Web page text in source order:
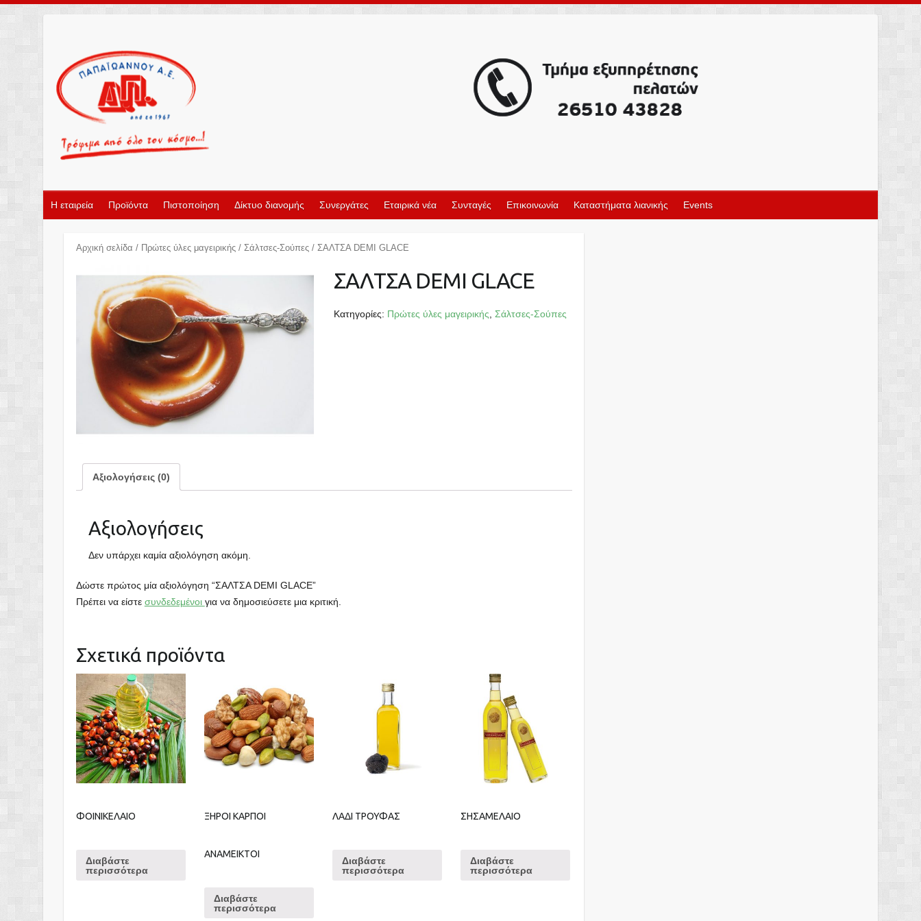
Η εταιρεία Προϊόντα Πιστοποίηση Δίκτυο διανομής Συνεργάτες Εταιρικά νέα Συνταγές Επικοινωνία Καταστήματα λιανικής Events
Αρχική σελίδα / Πρώτες ύλες μαγειρικής/ Σάλτσες-Σούπες/ ΣΑΛΤΣΑ DEMI GLACE
ΣΑΛΤΣΑ DEMI GLACE
Κατηγορίες: Πρώτες ύλες μαγειρικής ,Σάλτσες-Σούπες
Αξιολογήσεις (0)
Αξιολογήσεις
Δεν υπάρχει καμία αξιολόγηση ακόμη.
Δώστε πρώτος μία αξιολόγηση “ΣΑΛΤΣΑ DEMI GLACE”
Πρέπει να είστε συνδεδεμένοι για να δημοσιεύσετε μια κριτική.
Σχετικά προϊόντα
ΦΟΙΝΙΚΕΛΑΙΟ
Διαβάστε
περισσότερα
ΞΗΡΟΙ ΚΑΡΠΟΙ
ΑΝΑΜΕΙΚΤΟΙ
Διαβάστε
περισσότερα
ΛΑΔΙ ΤΡΟΥΦΑΣ
Διαβάστε
περισσότερα
ΣΗΣΑΜΕΛΑΙΟ
Διαβάστε
περισσότερα